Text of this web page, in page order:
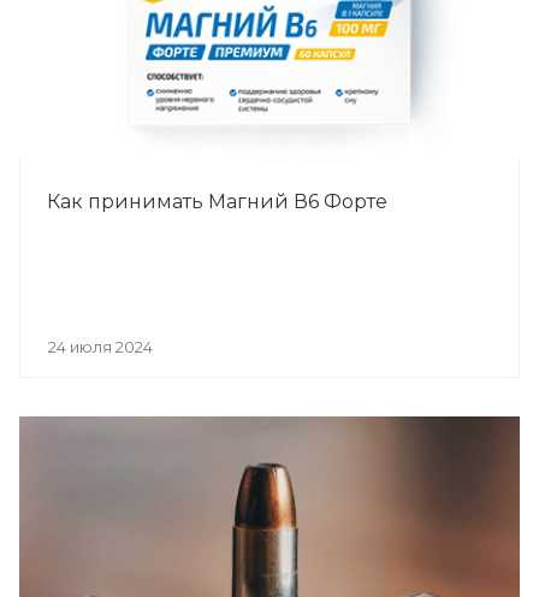
Как принимать Магний В6 Форте
24 июля 2024